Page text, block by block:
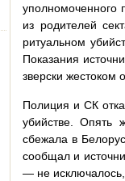
уполномоченного
из родителей
ритуальном
Показания
зверски жестоком
Полиция и СК
убийстве. Опять
сбежала в
сообщал и
— не исключалось,